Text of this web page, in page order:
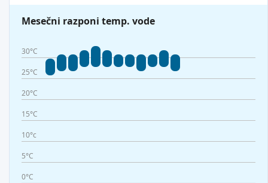
Mesečni razponi temp. vode
30°C
25°C
20°C
15°C
10°c
5°C
0°C